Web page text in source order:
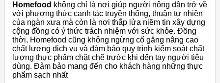
Homefood không chỉ là nơi giúp người nông dân trở về
với phương thức canh tác truyền thống, thuận tự nhiên
của ngàn xưa mà còn là nơi thắp lửa niềm tin xây dựng
cộng đồng có ý thức trách nhiệm với sức khỏe. Đồng
thời, Homefood cũng không ngừng cố gắng nâng cao
chất lượng dịch vụ và đảm bảo quy trình kiểm soát chất
lượng thực phẩm chặt chẽ trước khi đến tay người tiêu
dùng. Đảm bảo mang đến cho khách hàng những thực
phẩm sạch nhất